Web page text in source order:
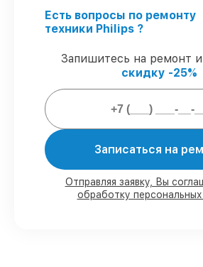
мастера проходят
регулярное обучение.
Выполнение работ
гарантируем завершение
задержек.
Гарантийное
обслуживаем кофемашин
строгим соблюдением
обязательств.
Мы гарантируем:
80%работ с
Есть вопросы по ремонту
техники Philips ?
Запишитесь на ремонт и
скидку -25%
Записаться на
Отправляя заявку, Вы
обработку